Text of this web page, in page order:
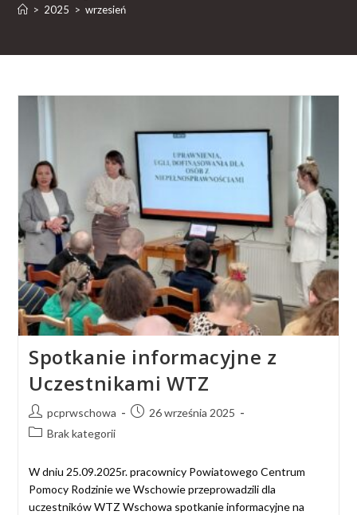
> 2025 > wrzesień
Spotkanie informacyjne z
Uczestnikami WTZ
pcprwschowa
26 września 2025
Brak kategorii
W dniu 25.09.2025r. pracownicy Powiatowego Centrum
Pomocy Rodzinie we Wschowie przeprowadzili dla
uczestników WTZ Wschowa spotkanie informacyjne na